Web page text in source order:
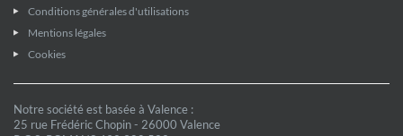
Conditions générales d'utilisations
Mentions légales
Cookies
Notre société est basée à Valence :
25 rue Frédéric Chopin - 26000 Valence